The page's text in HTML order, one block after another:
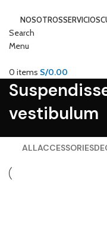
NOSOTROSSERVICIOS
Search
Menu
0 items S/0.00
vestibulum
ALLACCESSORIES